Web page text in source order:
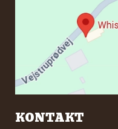
KONTAKT